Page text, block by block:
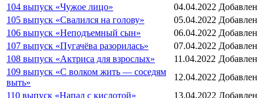
104 выпуск «Чужое лицо»
04.04.2022 Добавлен
105 выпуск «Свалился на голову»
05.04.2022 Добавлен
106 выпуск «Неподъемный сын»
06.04.2022 Добавлен
107 выпуск «Пугачёва разорилась»
07.04.2022 Добавлен
108 выпуск «Актриса для взрослых»
11.04.2022 Добавлен
109 выпуск «С волком жить — соседям
выть»
12.04.2022 Добавлен
110 выпуск «Напал с кислотой»
13.04.2022 Добавлен